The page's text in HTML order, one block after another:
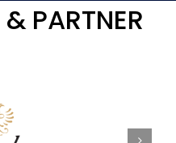
PARTNER